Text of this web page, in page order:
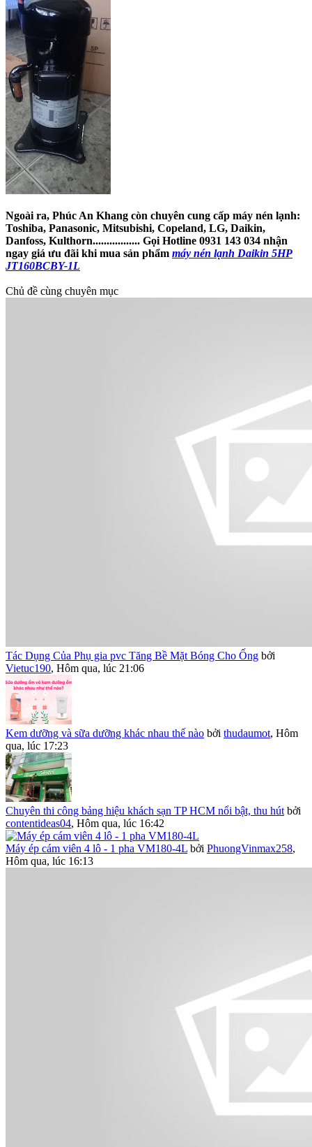
Ngoài ra, Phúc An Khang còn chuyên cung cấp máy nén lạnh:
Toshiba, Panasonic, Mitsubishi, Copeland, LG, Daikin,
Danfoss, Kulthorn................. Gọi Hotline 0931 143 034 nhận
ngay giá ưu đãi khi mua sản phẩm máy nén lạnh Daikin 5HP
JT160BCBY-1L
Chủ đề cùng chuyên mục
Tác Dụng Của Phụ gia pvc Tăng Bề Mặt Bóng Cho Ống bởi
Vietuc190, Hôm qua, lúc 21:06
Kem dưỡng và sữa dưỡng khác nhau thế nào bởi thudaumot, Hôm
qua, lúc 17:23
Chuyên thi công bảng hiệu khách sạn TP HCM nổi bật, thu hút bởi
contentideas04, Hôm qua, lúc 16:42
Máy ép cám viên 4 lô - 1 pha VM180-4L bởi PhuongVinmax258,
Hôm qua, lúc 16:13